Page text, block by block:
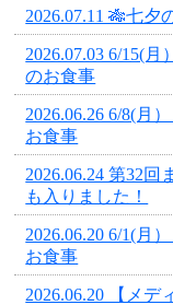
2026.07.11 🎋七夕
2026.07.03 6/15(
のお食事
2026.06.26 6/8(月
お食事
2026.06.24 第32
も入りました！
2026.06.20 6/1(月
お食事
2026.06.20 【メ